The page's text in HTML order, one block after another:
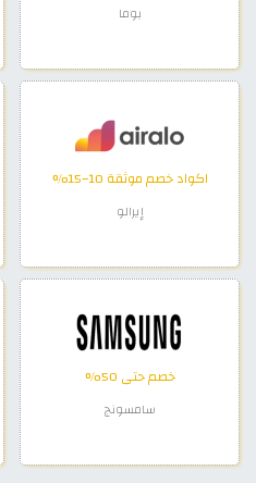
بوما
اكواد خصم موثقة 10–15%
إيرالو
خصم حتى 50%
سامسونج